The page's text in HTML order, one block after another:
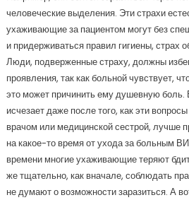
человеческие выделения. Эти страхи
ухаживающие за пациентом могут без
и придерживаться правил гигиены, страх
Люди, подверженные страху, должны
проявления, так как больной чувствует,
это может причинить ему душевную боль.
исчезает даже после того, как эти
врачом или медицинской сестрой, лучше
на какое-то время от ухода за больным
времени многие ухаживающие теряют
же тщательно, как вначале, соблюдать
не думают о возможности заразиться. А